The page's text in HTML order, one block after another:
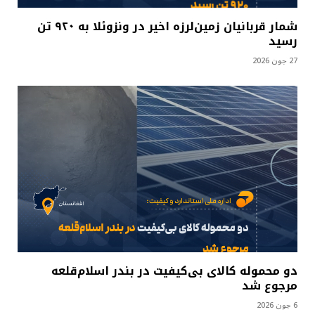
شمار قربانیان زمین‌لرزه اخیر در ونزوئلا به ۹۲۰ تن
رسید
27 جون 2026
دو محموله کالای بی‌کیفیت در بندر اسلام‌قلعه
مرجوع شد
6 جون 2026